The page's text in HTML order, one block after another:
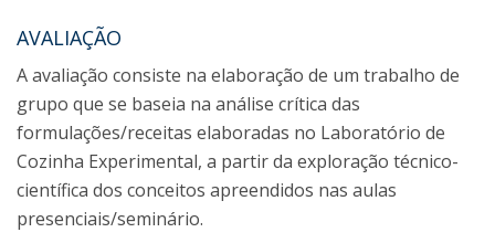
AVALIAÇÃO
A avaliação consiste na elaboração de um trabalho de
grupo que se baseia na análise crítica das
formulações/receitas elaboradas no Laboratório de
Cozinha Experimental, a partir da exploração técnico-
científica dos conceitos apreendidos nas aulas
presenciais/seminário.